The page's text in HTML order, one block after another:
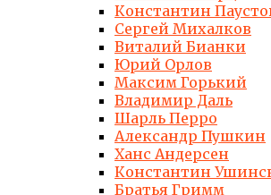
Константин
Сергей Михалков
Виталий Бианки
Юрий Орлов
Максим Горький
Владимир Даль
Шарль Перро
Александр Пушкин
Ханс Андерсен
Константин
Братья Гримм